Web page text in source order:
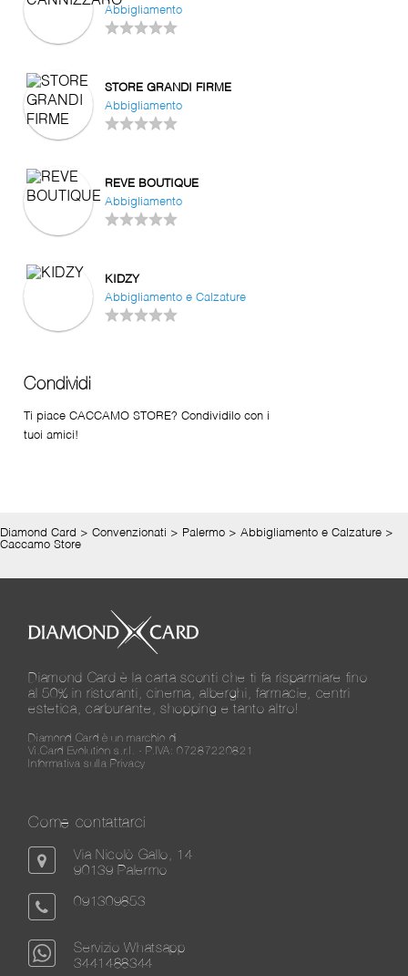
Abbigliamento
STORE GRANDI FIRME
Abbigliamento
REVE BOUTIQUE
Abbigliamento
KIDZY
Abbigliamento e Calzature
Condividi
Ti piace CACCAMO STORE? Condividilo con i
tuoi amici!
Diamond Card > Convenzionati > Palermo > Abbigliamento e Calzature >
Caccamo Store
Diamond Card è la carta sconti che ti fa risparmiare fino
al 50% in ristoranti, cinema, alberghi, farmacie, centri
estetica, carburante, shopping e tanto altro!
Diamond Card è un marchio di
Vi.Card Evolution s.r.l. - P.IVA: 07287220821
Informativa sulla Privacy
Come contattarci
Via Nicolò Gallo, 14
90139 Palermo
091309853
Servizio Whatsapp
3441488344